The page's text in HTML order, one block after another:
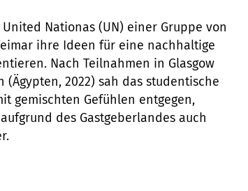
Nationas (UN) einer Gruppe von
ihre Ideen für eine nachhaltige
Nach Teilnahmen in Glasgow
2022) sah das studentische
gemischten Gefühlen entgegen,
des Gastgeberlandes auch